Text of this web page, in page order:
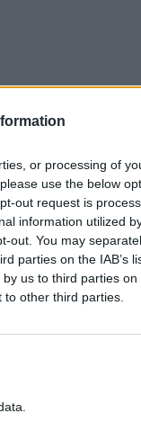
or processing of
use the below
out request is
information utilized
out. You may
parties on the IAB’s
us to third parties on
other third parties.